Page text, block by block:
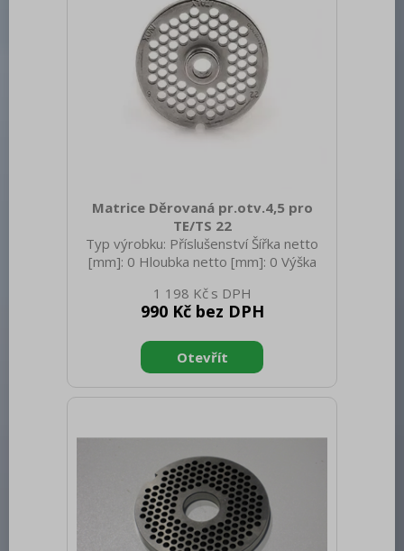
Matrice Děrovaná pr.otv.4,5 pro
TE/TS 22
Typ výrobku: Příslušenství Šířka netto
[mm]: 0 Hloubka netto [mm]: 0 Výška
Hmotnost brutto [kg]: 0.40
1 198 Kč
990 Kč bez DPH